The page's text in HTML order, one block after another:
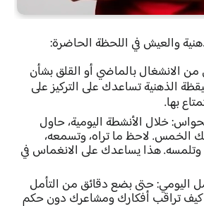
من الانشغال بالماضي أو القلق بشأن
الذهنية تساعدك على التركيز على
بها.
خلال الأنشطة اليومية، حاول
الخمس. لاحظ ما تراه، وتسمعه،
وتلمسه. هذا يساعدك على الانغماس في
اليومي:حتى بضع دقائق من التأمل
تراقب أفكارك ومشاعرك دون حكم